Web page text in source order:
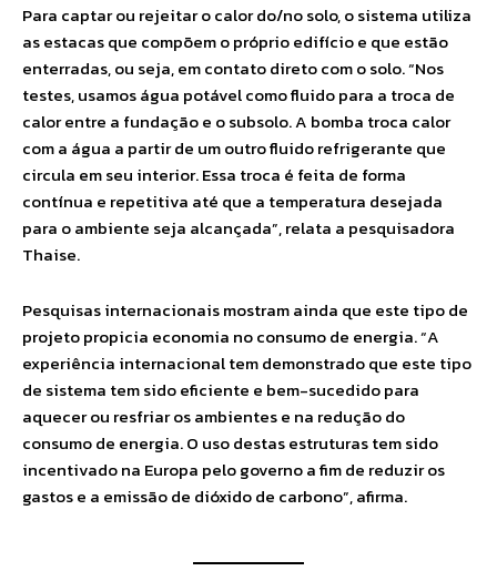
Para captar ou rejeitar o calor do/no solo, o sistema utiliza
as estacas que compõem o próprio edifício e que estão
enterradas, ou seja, em contato direto com o solo. “Nos
testes, usamos água potável como fluido para a troca de
calor entre a fundação e o subsolo. A bomba troca calor
com a água a partir de um outro fluido refrigerante que
circula em seu interior. Essa troca é feita de forma
contínua e repetitiva até que a temperatura desejada
para o ambiente seja alcançada”, relata a pesquisadora
Thaise.
Pesquisas internacionais mostram ainda que este tipo de
projeto propicia economia no consumo de energia. “A
experiência internacional tem demonstrado que este tipo
de sistema tem sido eficiente e bem-sucedido para
aquecer ou resfriar os ambientes e na redução do
consumo de energia. O uso destas estruturas tem sido
incentivado na Europa pelo governo a fim de reduzir os
gastos e a emissão de dióxido de carbono”, afirma.